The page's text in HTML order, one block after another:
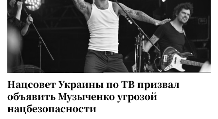
Нацсовет Украины по ТВ призвал
объявить Музыченко угрозой
нацбезопасности